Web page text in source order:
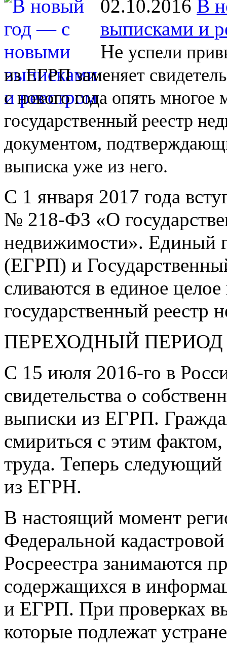
02.10.2016 В
выписками и
Не успели
из ЕГРП заменяет
с нового года опять
государственный реестр
документом,
выписка уже из него.
С 1 января 2017 года
№ 218-ФЗ «О
недвижимости». Единый
(ЕГРП) и
сливаются в единое
государственный
ПЕРЕХОДНЫЙ ПЕРИОД
С 15 июля 2016-го в
свидетельства о
выписки из ЕГРП.
смириться с этим
труда. Теперь
из ЕГРН.
В настоящий момент
Федеральной
Росреестра занимаются
содержащихся в
и ЕГРП. При проверках
которые подлежат